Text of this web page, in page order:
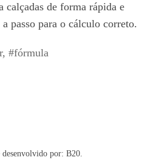
calçadas de forma rápida e
passo para o cálculo correto.
, #fórmula
por: B20.